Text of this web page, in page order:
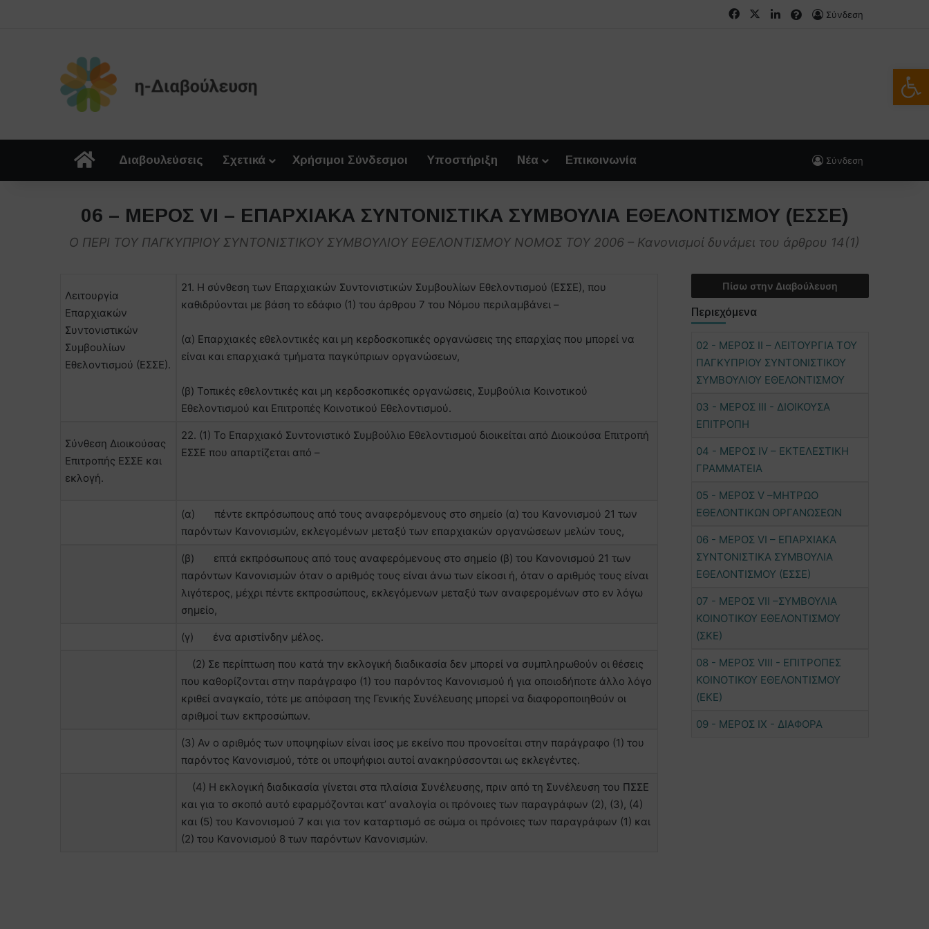
FacebookLinkedIn
FAQsΣύνδεση
ΑρχικήΔιαβουλεύσεις Σχετικά Χρήσιμοι Σύνδεσμοι Υποστήριξη Νέα Επικοινωνία Σύνδεση
06 – ΜΕΡΟΣ VI – ΕΠΑΡΧΙΑΚΑ ΣΥΝΤΟΝΙΣΤΙΚΑ ΣΥΜΒΟΥΛΙΑ ΕΘΕΛΟΝΤΙΣΜΟΥ (ΕΣΣΕ)
Ο ΠΕΡΙ ΤΟΥ ΠΑΓΚΥΠΡΙΟΥ ΣΥΝΤΟΝΙΣΤΙΚΟΥ ΣΥΜΒΟΥΛΙΟΥ ΕΘΕΛΟΝΤΙΣΜΟΥ ΝΟΜΟΣ ΤΟΥ 2006 – Κανονισμοί δυνάμει του άρθρου 14(1)
Λειτουργία
Επαρχιακών
Συντονιστικών
Συμβουλίων
Εθελοντισμού (ΕΣΣΕ).
21. Η σύνθεση των Επαρχιακών Συντονιστικών Συμβουλίων Εθελοντισμού (ΕΣΣΕ), που
καθιδρύονται με βάση το εδάφιο (1) του άρθρου 7 του Νόμου περιλαμβάνει –
(α) Επαρχιακές εθελοντικές και μη κερδοσκοπικές οργανώσεις της επαρχίας που μπορεί να
είναι και επαρχιακά τμήματα παγκύπριων οργανώσεων,
(β) Τοπικές εθελοντικές και μη κερδοσκοπικές οργανώσεις, Συμβούλια Κοινοτικού
Εθελοντισμού και Επιτροπές Κοινοτικού Εθελοντισμού.
Σύνθεση Διοικούσας
Επιτροπής ΕΣΣΕ και
εκλογή.
22. (1) Το Επαρχιακό Συντονιστικό Συμβούλιο Εθελοντισμού διοικείται από Διοικούσα Επιτροπή
ΕΣΣΕ που απαρτίζεται από –
(α) πέντε εκπρόσωπους από τους αναφερόμενους στο σημείο (α) του Κανονισμού 21 των
παρόντων Κανονισμών, εκλεγομένων μεταξύ των επαρχιακών οργανώσεων μελών τους,
(β) επτά εκπρόσωπους από τους αναφερόμενους στο σημείο (β) του Κανονισμού 21 των
παρόντων Κανονισμών όταν ο αριθμός τους είναι άνω των είκοσι ή, όταν ο αριθμός τους είναι
λιγότερος, μέχρι πέντε εκπροσώπους, εκλεγόμενων μεταξύ των αναφερομένων στο εν λόγω
σημείο,
(γ) ένα αριστίνδην μέλος.
(2) Σε περίπτωση που κατά την εκλογική διαδικασία δεν μπορεί να συμπληρωθούν οι θέσεις
που καθορίζονται στην παράγραφο (1) του παρόντος Κανονισμού ή για οποιοδήποτε άλλο λόγο
κριθεί αναγκαίο, τότε με απόφαση της Γενικής Συνέλευσης μπορεί να διαφοροποιηθούν οι
αριθμοί των εκπροσώπων.
(3) Αν ο αριθμός των υποψηφίων είναι ίσος με εκείνο που προνοείται στην παράγραφο (1) του
παρόντος Κανονισμού, τότε οι υποψήφιοι αυτοί ανακηρύσσονται ως εκλεγέντες.
(4) Η εκλογική διαδικασία γίνεται στα πλαίσια Συνέλευσης, πριν από τη Συνέλευση του ΠΣΣΕ
και για το σκοπό αυτό εφαρμόζονται κατ’ αναλογία οι πρόνοιες των παραγράφων (2), (3), (4)
και (5) του Κανονισμού 7 και για τον καταρτισμό σε σώμα οι πρόνοιες των παραγράφων (1) και
(2) του Κανονισμού 8 των παρόντων Κανονισμών.
Πίσω στην Διαβούλευση
Περιεχόμενα
02 - ΜΕΡΟΣ ΙΙ – ΛΕΙΤΟΥΡΓΙΑ ΤΟΥ
ΠΑΓΚΥΠΡΙΟΥ ΣΥΝΤΟΝΙΣΤΙΚΟΥ
ΣΥΜΒΟΥΛΙΟΥ ΕΘΕΛΟΝΤΙΣΜΟΥ
03 - ΜΕΡΟΣ ΙΙΙ - ΔΙΟΙΚΟΥΣΑ
ΕΠΙΤΡΟΠΗ
04 - ΜΕΡΟΣ IV – ΕΚΤΕΛΕΣΤΙΚΗ
ΓΡΑΜΜΑΤΕΙΑ
05 - ΜΕΡΟΣ V –ΜΗΤΡΩΟ
ΕΘΕΛΟΝΤΙΚΩΝ ΟΡΓΑΝΩΣΕΩΝ
06 - ΜΕΡΟΣ VI – ΕΠΑΡΧΙΑΚΑ
ΣΥΝΤΟΝΙΣΤΙΚΑ ΣΥΜΒΟΥΛΙΑ
ΕΘΕΛΟΝΤΙΣΜΟΥ (ΕΣΣΕ)
07 - ΜΕΡΟΣ VIΙ –ΣΥΜΒΟΥΛΙΑ
ΚΟΙΝΟΤΙΚΟΥ ΕΘΕΛΟΝΤΙΣΜΟΥ
(ΣΚΕ)
08 - ΜΕΡΟΣ VIΙΙ - ΕΠΙΤΡΟΠΕΣ
ΚΟΙΝΟΤΙΚΟΥ ΕΘΕΛΟΝΤΙΣΜΟΥ
(ΕΚΕ)
09 - ΜΕΡΟΣ IΧ - ΔΙΑΦΟΡΑ